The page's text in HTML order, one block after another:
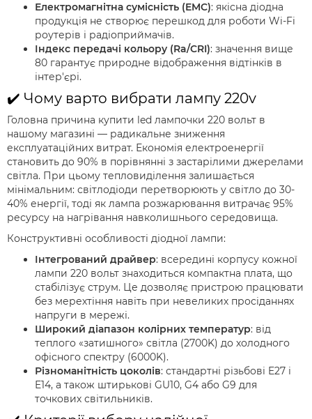
Електромагнітна сумісність (EMC): якісна діодна
продукція не створює перешкод для роботи Wi-Fi
роутерів і радіоприймачів.
Індекс передачі кольору (Ra/CRI): значення вище
80 гарантує природне відображення відтінків в
інтер'єрі.
✔️ Чому варто вибрати лампу 220v
Головна причина купити led лампочки 220 вольт в
нашому магазині — радикальне зниження
експлуатаційних витрат. Економія електроенергії
становить до 90% в порівнянні з застарілими джерелами
світла. При цьому тепловиділення залишається
мінімальним: світлодіоди перетворюють у світло до 30-
40% енергії, тоді як лампа розжарювання витрачає 95%
ресурсу на нагрівання навколишнього середовища.
Конструктивні особливості діодної лампи:
Інтегрований драйвер: всередині корпусу кожної
лампи 220 вольт знаходиться компактна плата, що
стабілізує струм. Це дозволяє пристрою працювати
без мерехтіння навіть при невеликих просіданнях
напруги в мережі.
Широкий діапазон колірних температур: від
теплого «затишного» світла (2700K) до холодного
офісного спектру (6000K).
Різноманітність цоколів: стандартні різьбові E27 і
E14, а також штирькові GU10, G4 або G9 для
точкових світильників.